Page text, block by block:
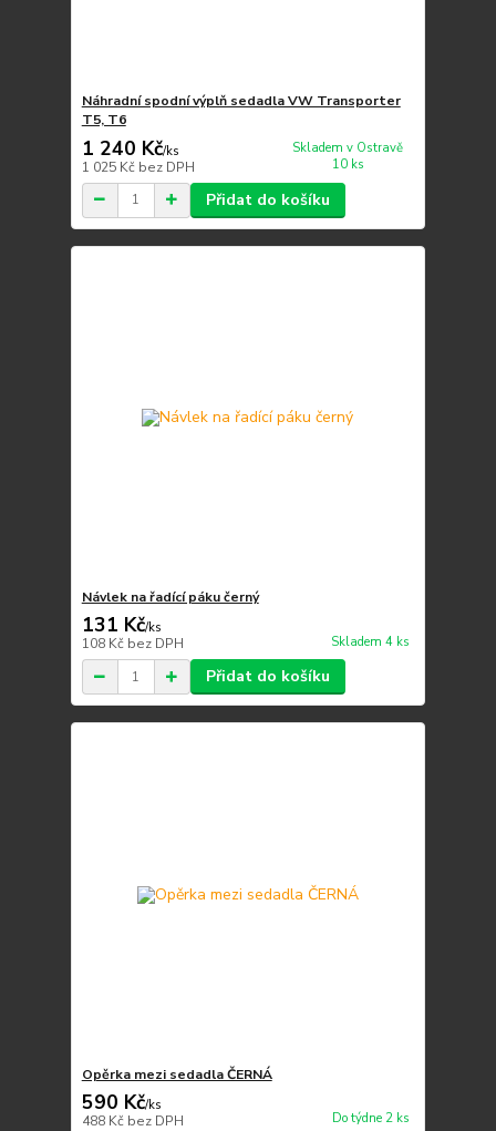
Náhradní spodní výplň sedadla VW Transporter
T5, T6
1 240 Kč/ks
1 025 Kč bez DPH
Skladem v Ostravě
10 ks
Přidat do košíku
Návlek na řadící páku černý
131 Kč/ks
108 Kč bez DPH Skladem 4 ks
Přidat do košíku
Opěrka mezi sedadla ČERNÁ
590 Kč/ks
488 Kč bez DPH Do týdne 2 ks